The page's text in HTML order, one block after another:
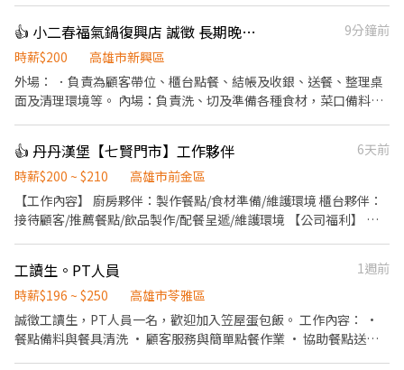
作餐點烹調與品質控管,確保料理品質穩定 ．備製營運所需物料 ．維
護廚房環境清潔衛生 ．可學習基礎鐵板技術，對廚藝料理有興趣
者。 需要長期配合整天班或晚班（六日都可以配合排班） ．平均下
班時間為22:00～22:30左右 特殊節日及假日較忙碌可能會到23:00
👍 小二春福氣鍋復興店 誠徵 長期晚班工作人員
9分鐘前
時薪$200
高雄市新興區
外場： ．負責為顧客帶位、櫃台點餐、結帳及收銀、送餐、整理桌
面及清理環境等。 內場：負責洗、切及準備各種食材，菜口備料、
👍 丹丹漢堡【七賢門市】工作夥伴
6天前
時薪$200 ~ $210
高雄市前金區
【工作內容】 廚房夥伴：製作餐點/食材準備/維護環境 櫃台夥伴：
接待顧客/推薦餐點/飲品製作/配餐呈遞/維護環境 【公司福利】 ·
工讀生。PT人員
1週前
時薪$196 ~ $250
高雄市苓雅區
誠徵工讀生，PT人員一名，歡迎加入笠屋蛋包飯。 工作內容： •
餐點備料與餐具清洗 • 顧客服務與簡單點餐作業 • 協助餐點送餐